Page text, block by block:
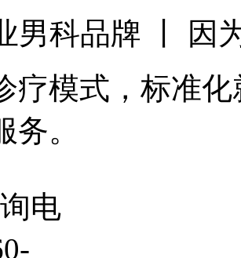
男科品牌 丨 因
疗模式，标准
。